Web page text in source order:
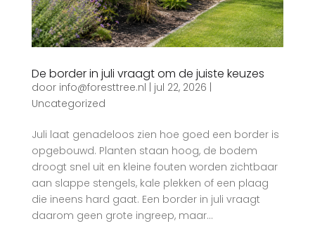
De border in juli vraagt om de juiste keuzes
door info@foresttree.nl | jul 22, 2026 |
Uncategorized
Juli laat genadeloos zien hoe goed een border is
opgebouwd. Planten staan hoog, de bodem
droogt snel uit en kleine fouten worden zichtbaar
aan slappe stengels, kale plekken of een plaag
die ineens hard gaat. Een border in juli vraagt
daarom geen grote ingreep, maar...